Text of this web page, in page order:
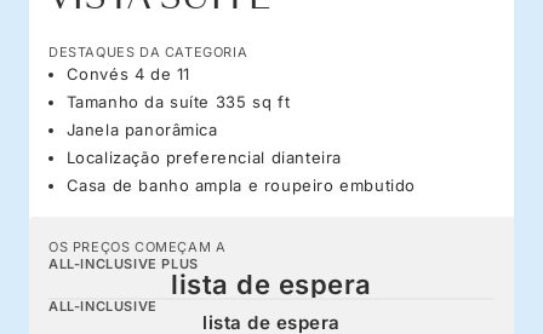
DESTAQUES DA CATEGORIA
Convés 4 de 11
Tamanho da suíte 335 sq ft
Janela panorâmica
Localização preferencial dianteira
Casa de banho ampla e roupeiro embutido
OS PREÇOS COMEÇAM A
ALL-INCLUSIVE PLUS
lista de espera
ALL-INCLUSIVE
lista de espera